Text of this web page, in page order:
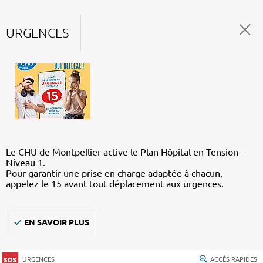
URGENCES
Le CHU de Montpellier active le Plan Hôpital en Tension –
Niveau 1.
Pour garantir une prise en charge adaptée à chacun,
appelez le 15 avant tout déplacement aux urgences.
EN SAVOIR PLUS
URGENCES ACCÈS RAPIDES